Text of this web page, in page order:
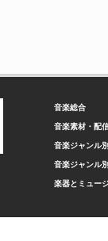
音楽総合
音楽素材・配
音楽ジャンル
音楽ジャンル
楽器とミュー